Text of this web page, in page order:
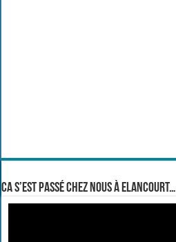
Ca s’est passé chez nous à Elancourt…